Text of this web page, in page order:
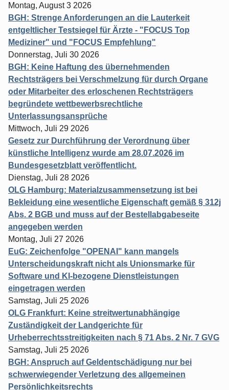
Montag, August 3 2026
BGH: Strenge Anforderungen an die Lauterkeit
entgeltlicher Testsiegel für Ärzte - "FOCUS Top
Mediziner" und "FOCUS Empfehlung"
Donnerstag, Juli 30 2026
BGH: Keine Haftung des übernehmenden
Rechtsträgers bei Verschmelzung für durch Organe
oder Mitarbeiter des erloschenen Rechtsträgers
begründete wettbewerbsrechtliche
Unterlassungsansprüche
Mittwoch, Juli 29 2026
Gesetz zur Durchführung der Verordnung über
künstliche Intelligenz wurde am 28.07.2026 im
Bundesgesetzblatt veröffentlicht.
Dienstag, Juli 28 2026
OLG Hamburg: Materialzusammensetzung ist bei
Bekleidung eine wesentliche Eigenschaft gemäß § 312j
Abs. 2 BGB und muss auf der Bestellabgabeseite
angegeben werden
Montag, Juli 27 2026
EuG: Zeichenfolge "OPENAI" kann mangels
Unterscheidungskraft nicht als Unionsmarke für
Software und KI-bezogene Dienstleistungen
eingetragen werden
Samstag, Juli 25 2026
OLG Frankfurt: Keine streitwertunabhängige
Zuständigkeit der Landgerichte für
Urheberrechtsstreitigkeiten nach § 71 Abs. 2 Nr. 7 GVG
Samstag, Juli 25 2026
BGH: Anspruch auf Geldentschädigung nur bei
schwerwiegender Verletzung des allgemeinen
Persönlichkeitsrechts